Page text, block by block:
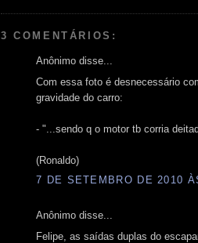
3 COMENTÁRIOS:
Anônimo disse...
Com essa foto é desnecessário
gravidade do carro:
- "...sendo q o motor tb corria
(Ronaldo)
7 DE SETEMBRO DE 2010
Anônimo disse...
Felipe, as saídas duplas do